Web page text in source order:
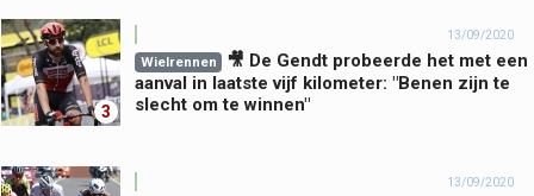
3
13/09/2020
Wielrennen
🎥 De Gendt probeerde het met een
aanval in laatste vijf kilometer: "Benen zijn te
slecht om te winnen"
13/09/2020